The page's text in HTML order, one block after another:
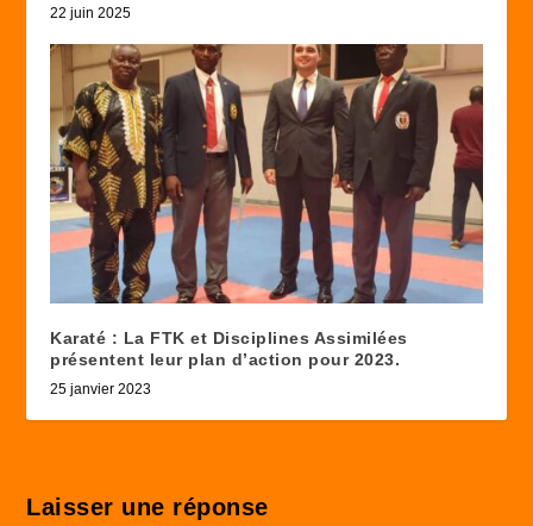
22 juin 2025
Karaté : La FTK et Disciplines Assimilées
présentent leur plan d’action pour 2023.
25 janvier 2023
Laisser une réponse